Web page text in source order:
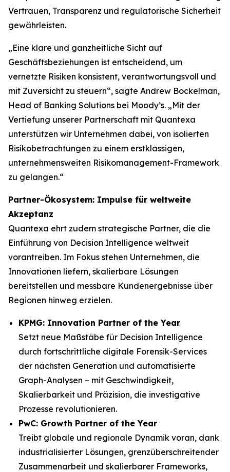
Vertrauen, Transparenz und regulatorische Sicherheit
gewährleisten.
„Eine klare und ganzheitliche Sicht auf
Geschäftsbeziehungen ist entscheidend, um
vernetzte Risiken konsistent, verantwortungsvoll und
mit Zuversicht zu steuern“, sagte Andrew Bockelman,
Head of Banking Solutions bei Moody’s. „Mit der
Vertiefung unserer Partnerschaft mit Quantexa
unterstützen wir Unternehmen dabei, von isolierten
Risikobetrachtungen zu einem erstklassigen,
unternehmensweiten Risikomanagement-Framework
zu gelangen.“
Partner-Ökosystem: Impulse für weltweite
Akzeptanz
Quantexa ehrt zudem strategische Partner, die die
Einführung von Decision Intelligence weltweit
vorantreiben. Im Fokus stehen Unternehmen, die
Innovationen liefern, skalierbare Lösungen
bereitstellen und messbare Kundenergebnisse über
Regionen hinweg erzielen.
KPMG: Innovation Partner of the Year
Setzt neue Maßstäbe für Decision Intelligence
durch fortschrittliche digitale Forensik-Services
der nächsten Generation und automatisierte
Graph-Analysen – mit Geschwindigkeit,
Skalierbarkeit und Präzision, die investigative
Prozesse revolutionieren.
PwC: Growth Partner of the Year
Treibt globale und regionale Dynamik voran, dank
industrialisierter Lösungen, grenzüberschreitender
Zusammenarbeit und skalierbarer Frameworks,